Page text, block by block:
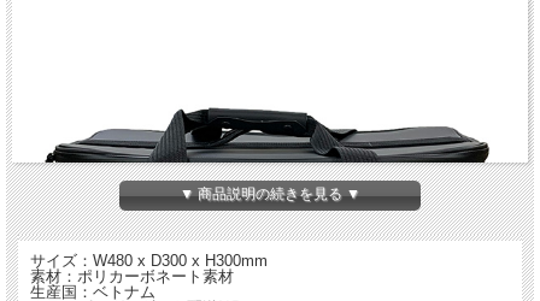
▼ 商品説明の続きを見る ▼
サイズ：W480 x D300 x H300mm
素材：ポリカーボネート素材
生産国：ベトナム